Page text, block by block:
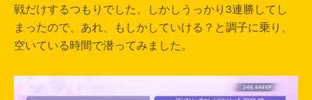
戦だけするつもりでした。しかしうっかり3連勝してし
まったので、あれ、もしかしていける？と調子に乗り、
空いている時間で潜ってみました。